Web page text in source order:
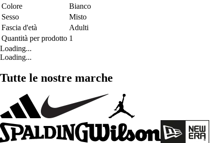
Colore
Bianco
Sesso
Misto
Fascia d'età
Adulti
Quantità per prodotto 1
Loading...
Loading...
Tutte le nostre marche